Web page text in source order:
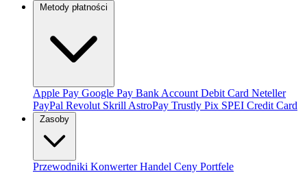
Metody płatności
Apple Pay Google Pay Bank Account Debit Card Neteller
PayPal Revolut Skrill AstroPay Trustly Pix SPEI Credit Card
Zasoby
Przewodniki KonwerterHandel Ceny Portfele